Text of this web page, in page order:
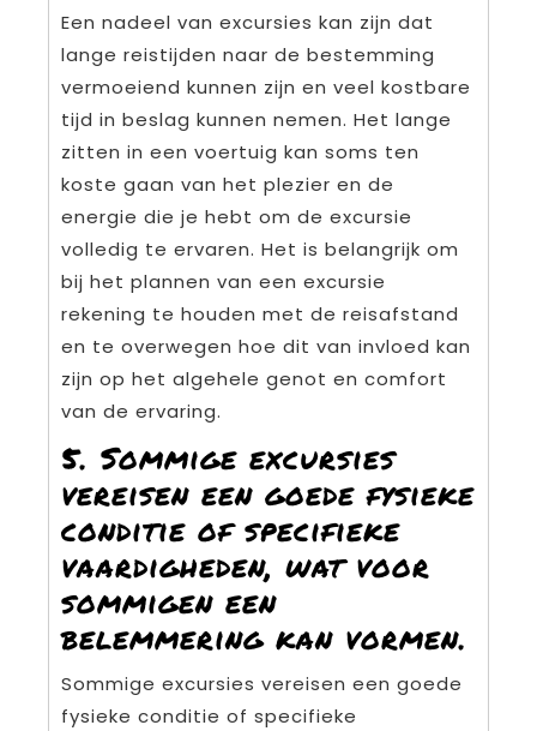
Een nadeel van excursies kan zijn dat
lange reistijden naar de bestemming
vermoeiend kunnen zijn en veel kostbare
tijd in beslag kunnen nemen. Het lange
zitten in een voertuig kan soms ten
koste gaan van het plezier en de
energie die je hebt om de excursie
volledig te ervaren. Het is belangrijk om
bij het plannen van een excursie
rekening te houden met de reisafstand
en te overwegen hoe dit van invloed kan
zijn op het algehele genot en comfort
van de ervaring.
5. Sommige excursies
vereisen een goede fysieke
conditie of specifieke
vaardigheden, wat voor
sommigen een
belemmering kan vormen.
Sommige excursies vereisen een goede
fysieke conditie of specifieke